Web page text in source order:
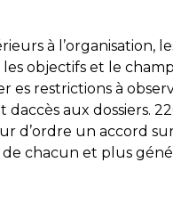
à l’organisation,
objectifs et le champ
es restrictions à
aux dossiers.
d’ordre un accord
de chacun et plus